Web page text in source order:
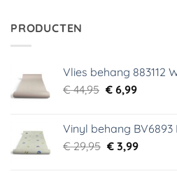
PRODUCTEN
Vlies behang 883112
€44,95
€ 44,95.
€6,99Huidige
€ 6,99.
Vinyl behang
€29,95 €3,99Huidige